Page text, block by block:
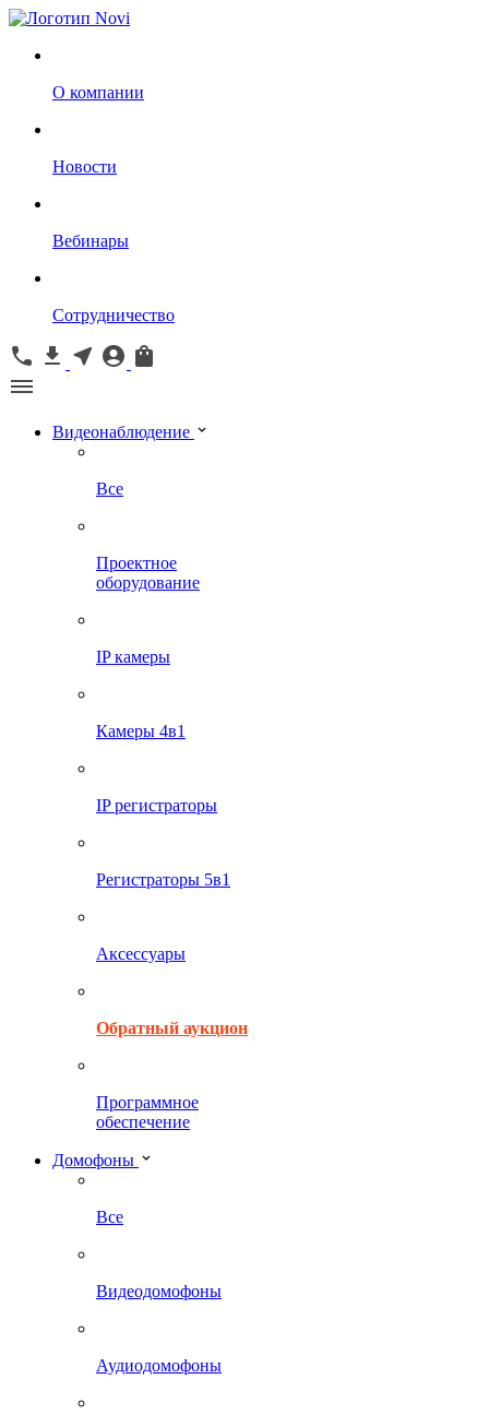
О компании
Новости
Вебинары
Сотрудничество
Видеонаблюдение
Все
Проектное
оборудование
IP камеры
Камеры 4в1
IP регистраторы
Регистраторы 5в1
Аксессуары
Обратный аукцион
Программное
обеспечение
Домофоны
Все
Видеодомофоны
Аудиодомофоны